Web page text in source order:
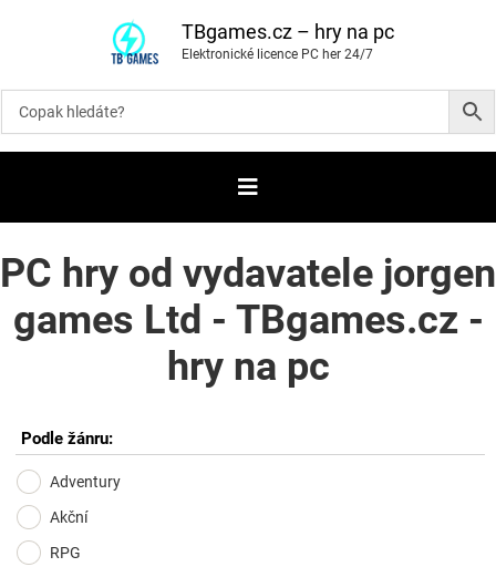
o
i
t
b
a
TBgames.cz – hry na pc
Elektronické licence PC her 24/7
PC hry od vydavatele jorgen
games Ltd - TBgames.cz -
hry na pc
Podle žánru:
Adventury
Akční
RPG